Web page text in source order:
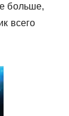
больше,
всего